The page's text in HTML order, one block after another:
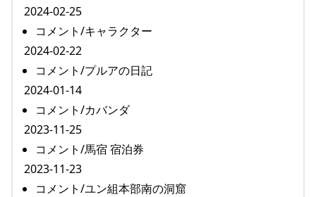
2024-02-25
コメント/キャラクター
2024-02-22
コメント/プルアの日記
2024-01-14
コメント/カバンダ
2023-11-25
コメント/馬宿 宿泊券
2023-11-23
コメント/ユン組本部南の洞窟